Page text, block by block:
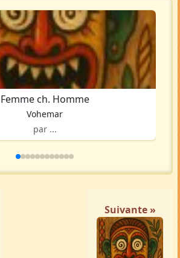
Femme ch. Homme
Vohemar
par ...
Suivante »